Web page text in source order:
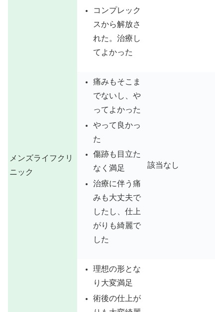
コンプレック
スから解放さ
れた。治療し
てよかった
メンズライフクリ
ニック
痛みもそこま
でないし、や
ってよかった
やって良かっ
た
傷跡も目立た
なく満足
治療に伴う痛
みも大丈夫で
したし、仕上
がりも綺麗で
した
該当なし
理想の形とな
り大変満足
術後の仕上が